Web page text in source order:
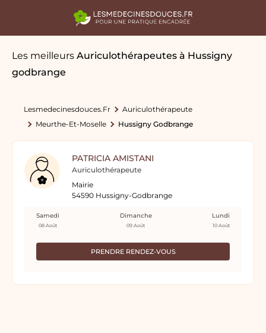
Les meilleurs Auriculothérapeutes à Hussigny
godbrange
Lesmedecinesdouces.fr
Auriculothérapeute
Meurthe-Et-Moselle
Hussigny Godbrange
PATRICIA AMISTANI
Auriculothérapeute
Mairie
54590 Hussigny-Godbrange
PRENDRE RENDEZ-VOUS
Samedi
08 Août
Dimanche
09 Août
Lundi
10 Août